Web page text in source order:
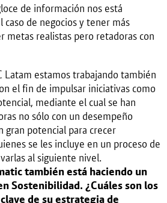
de información nos está
de negocios y tener más
metas realistas pero retadoras con
Latam estamos trabajando también
el fin de impulsar iniciativas como
mediante el cual se han
no sólo con un desempeño
gran potencial para crecer
se les incluye en un proceso de
al siguiente nivel.
también está haciendo un
Sostenibilidad. ¿Cuáles son los
de su estrategia de